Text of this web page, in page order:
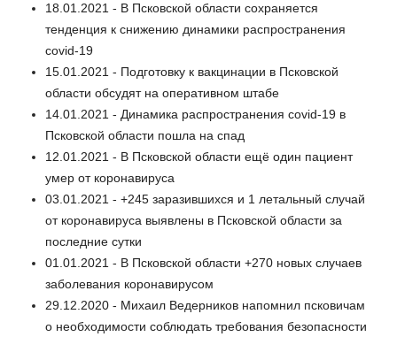
18.01.2021 - В Псковской области сохраняется
тенденция к снижению динамики распространения
covid-19
15.01.2021 - Подготовку к вакцинации в Псковской
области обсудят на оперативном штабе
14.01.2021 - Динамика распространения covid-19 в
Псковской области пошла на спад
12.01.2021 - В Псковской области ещё один пациент
умер от коронавируса
03.01.2021 - +245 заразившихся и 1 летальный случай
от коронавируса выявлены в Псковской области за
последние сутки
01.01.2021 - В Псковской области +270 новых случаев
заболевания коронавирусом
29.12.2020 - Михаил Ведерников напомнил псковичам
о необходимости соблюдать требования безопасности